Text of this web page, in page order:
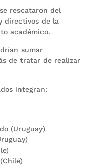
rescataron del
directivos de la
académico.
sumar
de tratar de realizar
integran:
(Uruguay)